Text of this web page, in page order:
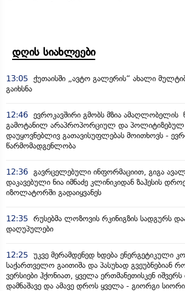
დღის სიახლეები
13:05 ქუთაისში „ავტო გალერის“ ახალი
გაიხსნა
12:46 ევროკავშირი გმობს მზია ამაღლობელის
გამოტანილ არაპროპორციულ და პოლიტიზებულ
დაუყოვნებლივ გათავისუფლებას მოითხოვს -
წარმომადგენლობა
12:36 გავრცელებული ინფორმაციით, გიგა
დაკავებული ნია იმნაძე კლინიკიდან ზაჰესის
იზოლატორში გადაიყვანეს
12:35 რუსებმა ლოზოვის რკინიგზის სადგურს
დაღუპულები
12:25 უკვე მერამდენედ ხდება ენერგეტიკული
საქართველო გაითიშა და პასუხად გვეუბნებიან
ვერსიები ჰქონიათ, ყველა ერთმანეთისკენ
დამნაშავე და ამავე დროს ყველა - გიორგი